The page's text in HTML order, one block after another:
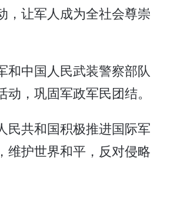
，让军人成为全社会尊崇
和中国人民武装警察部队
，巩固军政军民团结。
共和国积极推进国际军
维护世界和平，反对侵略